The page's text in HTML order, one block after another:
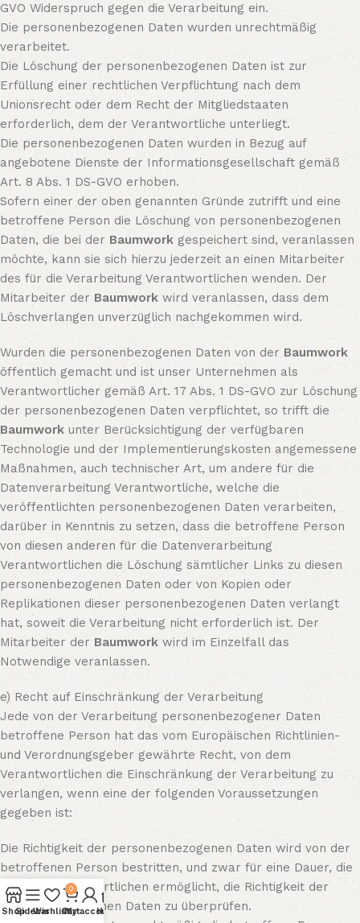
GVO Widerspruch gegen die Verarbeitung ein.
Die personenbezogenen Daten wurden unrechtmäßig
verarbeitet.
Die Löschung der personenbezogenen Daten ist zur
Erfüllung einer rechtlichen Verpflichtung nach dem
Unionsrecht oder dem Recht der Mitgliedstaaten
erforderlich, dem der Verantwortliche unterliegt.
Die personenbezogenen Daten wurden in Bezug auf
angebotene Dienste der Informationsgesellschaft gemäß
Art. 8 Abs. 1 DS-GVO erhoben.
Sofern einer der oben genannten Gründe zutrifft und eine
betroffene Person die Löschung von personenbezogenen
Daten, die bei der Baumwork gespeichert sind, veranlassen
möchte, kann sie sich hierzu jederzeit an einen Mitarbeiter
des für die Verarbeitung Verantwortlichen wenden. Der
Mitarbeiter der Baumwork wird veranlassen, dass dem
Löschverlangen unverzüglich nachgekommen wird.
Wurden die personenbezogenen Daten von der Baumwork
öffentlich gemacht und ist unser Unternehmen als
Verantwortlicher gemäß Art. 17 Abs. 1 DS-GVO zur Löschung
der personenbezogenen Daten verpflichtet, so trifft die
Baumwork unter Berücksichtigung der verfügbaren
Technologie und der Implementierungskosten angemessene
Maßnahmen, auch technischer Art, um andere für die
Datenverarbeitung Verantwortliche, welche die
veröffentlichten personenbezogenen Daten verarbeiten,
darüber in Kenntnis zu setzen, dass die betroffene Person
von diesen anderen für die Datenverarbeitung
Verantwortlichen die Löschung sämtlicher Links zu diesen
personenbezogenen Daten oder von Kopien oder
Replikationen dieser personenbezogenen Daten verlangt
hat, soweit die Verarbeitung nicht erforderlich ist. Der
Mitarbeiter der Baumwork wird im Einzelfall das
Notwendige veranlassen.
e) Recht auf Einschränkung der Verarbeitung
Jede von der Verarbeitung personenbezogener Daten
betroffene Person hat das vom Europäischen Richtlinien-
und Verordnungsgeber gewährte Recht, von dem
Verantwortlichen die Einschränkung der Verarbeitung zu
verlangen, wenn eine der folgenden Voraussetzungen
gegeben ist:
Die Richtigkeit der personenbezogenen Daten wird von der
betroffenen Person bestritten, und zwar für eine Dauer, die
es dem Verantwortlichen ermöglicht, die Richtigkeit der
personenbezogenen Daten zu überprüfen.
ShopSidebarWishlist
0
Cart
My account
Home